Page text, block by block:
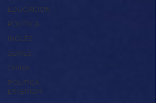
EDUCACIÓN
POLÍTICA
INGLÉS
SERIES
CHINA
POLÍTICA
EXTERIOR